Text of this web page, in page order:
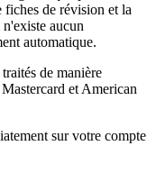
de révision et la
aucun
automatique.
de manière
et American
sur votre compte